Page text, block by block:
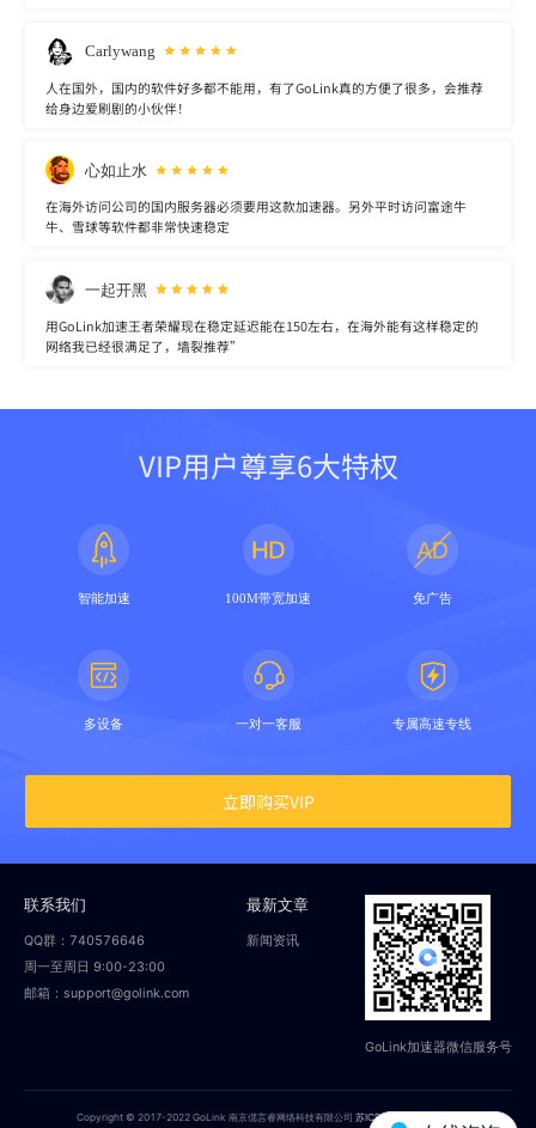
Carlywang
人在国外，国内的软件好多都不能用，有了GoLink真的方便了很多，会推荐
给身边爱刷剧的小伙伴！
心如止水
在海外访问公司的国内服务器必须要用这款加速器。另外平时访问富途牛
牛、雪球等软件都非常快速稳定
一起开黑
用GoLink加速王者荣耀现在稳定延迟能在150左右，在海外能有这样稳定的
网络我已经很满足了，墙裂推荐”
VIP用户尊享6大特权
智能加速 100M带宽加速 免广告
多设备 一对一客服 专属高速专线
立即购买VIP
联系我们
QQ群：740576646
周一至周日 9:00-23:00
邮箱：support@golink.com
最新文章
新闻资讯
GoLink加速器微信服务号
Copyright © 2017-2022 GoLink 南京偲言睿网络科技有限公司苏ICP备18014251号-2